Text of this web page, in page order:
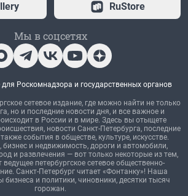
RuStore
Мы в соцсетях
Роскомнадзора и государственных органов
сетевое издание, где можно найти не только
но и последние новости дня, и все важное и
в России и в мире. Здесь вы отыщете
новости Санкт-Петербурга, последние
события в обществе, культуре, искусстве.
бизнес и недвижимость, дороги и автомобили,
и развлечения — вот только некоторые из тем,
петербургское сетевое общественно-
Санкт-Петербург читает «Фонтанку»! Наша
и политики, чиновники, десятки тысяч
горожан.